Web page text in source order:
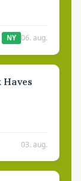
NY 06. aug.
03. aug.